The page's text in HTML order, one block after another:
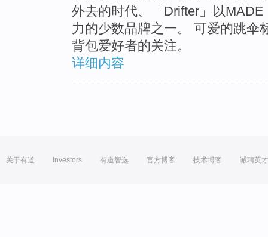
外去的时代、「Drifter」以
力的少数品牌之一。 可爱的跳伞
背包爱好者的关注。
详细内容
关于有道 Investors 有道智选 官方博客 技术博客 诚聘英才